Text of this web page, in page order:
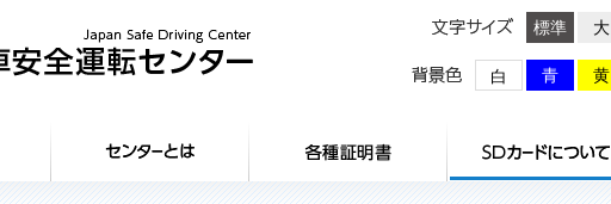
標準 大
背景色
白 青 黄